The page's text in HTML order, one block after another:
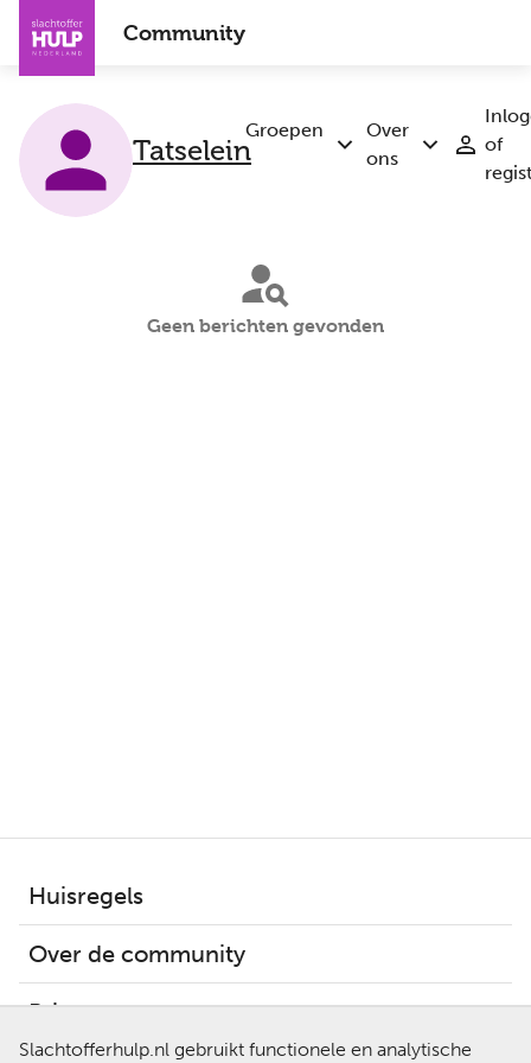
Slachtofferhulp.nl gebruikt functionele en analytische
Overslaan
naar
inhoud
gaan
Community
Groepen
Submenu
Over
ons
Submenu
of
Tatselein
Geen berichten gevonden
Huisregels
Over de community
Privacy